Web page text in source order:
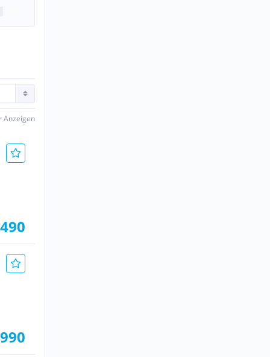
Anzeigen